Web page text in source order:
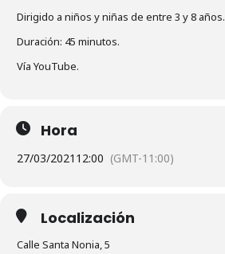
Dirigido a niños y niñas de entre 3 y 8 años.
Duración: 45 minutos.
Vía YouTube.
Hora
27/03/2021 12:00 (GMT-11:00)
Localización
Calle Santa Nonia, 5